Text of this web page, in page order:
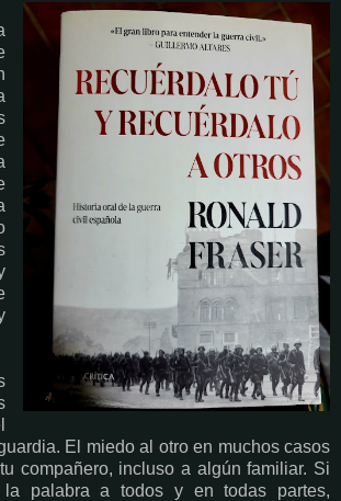
El miedo al otro en muchos casos
compañero, incluso a algún familiar. Si
palabra a todos y en todas partes,